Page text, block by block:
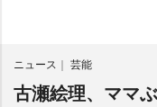
ニュース 芸能
古瀬絵理、ママ